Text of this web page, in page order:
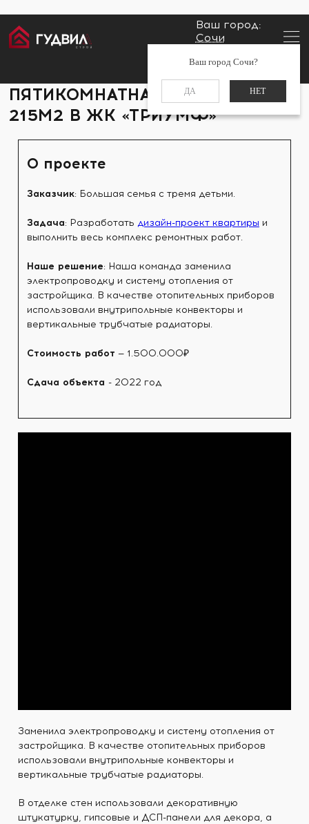
Ваш город:
Сочи
Ваш город Сочи?
ДА НЕТ
Заказать звонок
ПЯТИКОМНАТНАЯ КВАРТИРА
215М2 В ЖК «ТРИУМФ»
О проекте
Заказчик: Большая семья с тремя детьми. ⠀
Задача: Разработать дизайн-проект квартиры и
выполнить весь комплекс ремонтных работ. ⠀
Наше решение: Наша команда заменила
электропроводку и систему отопления от
застройщика. В качестве отопительных приборов
использовали внутрипольные конвекторы и
вертикальные трубчатые радиаторы.
Стоимость работ — 1.500.000₽
Сдача объекта - 2022 год⠀
Заменила электропроводку и систему отопления от
застройщика. В качестве отопительных приборов
использовали внутрипольные конвекторы и
вертикальные трубчатые радиаторы.
В отделке стен использовали декоративную
штукатурку, гипсовые и ДСП-панели для декора, а